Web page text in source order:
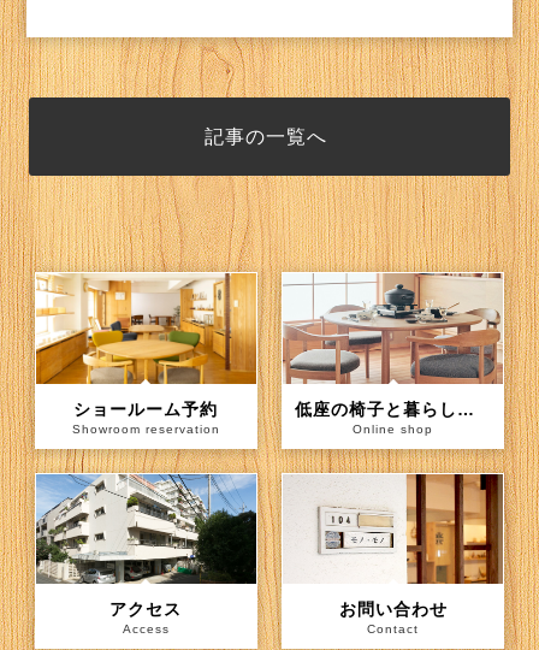
記事の一覧へ
ショールーム予約
Showroom reservation
低座の椅子と暮らしの道具店（通信販売）
Online shop
アクセス
Access
お問い合わせ
Contact